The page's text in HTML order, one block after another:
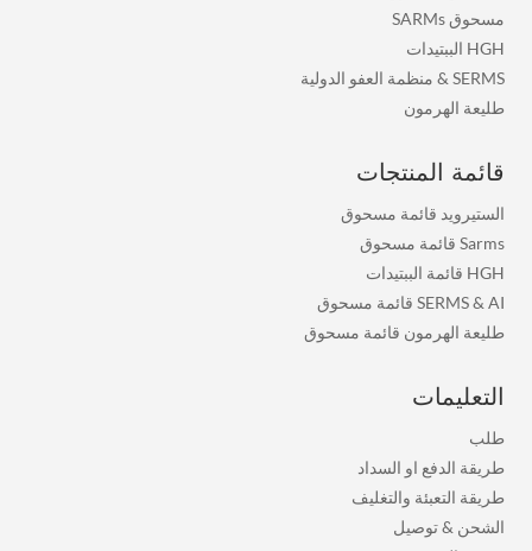
مسحوق SARMs
HGH الببتيدات
SERMS
& منظمة العفو الدولية
طليعة الهرمون
قائمة المنتجات
الستيرويد قائمة مسحوق
Sarms قائمة مسحوق
HGH قائمة الببتيدات
SERMS & AI قائمة مسحوق
طليعة الهرمون قائمة مسحوق
التعليمات
طلب
طريقة الدفع او السداد
طريقة التعبئة والتغليف
الشحن & توصيل